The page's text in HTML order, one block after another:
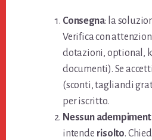
Consegna: la
Verifica con
dotazioni, optional,
documenti). Se
(sconti, tagliandi
per iscritto.
Nessun
intende risolto.